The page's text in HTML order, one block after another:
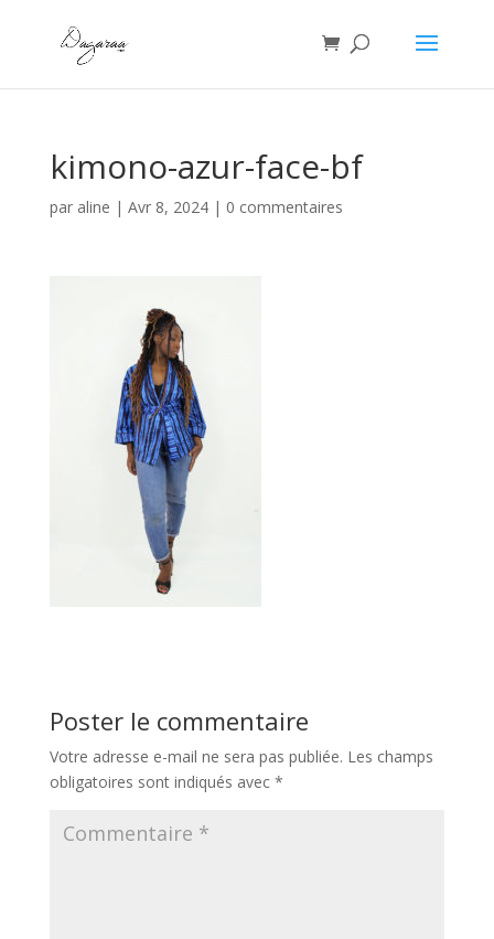
kimono-azur-face-bf
par aline | Avr 8, 2024| 0 commentaires
Poster le commentaire
Votre adresse e-mail ne sera pas publiée. Les champs
obligatoires sont indiqués avec *